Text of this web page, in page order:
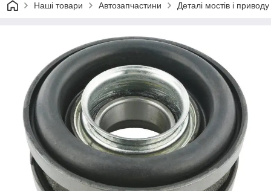
Наші товари Автозапчастини Деталі мостів і приводу